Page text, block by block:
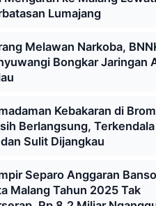
Lumajang
Melawan Narkoba,
Bongkar Jaringan
Kebakaran di
Berlangsung, Terkendala
Sulit Dijangkau
Separo Anggaran
Malang Tahun 2025 Tak